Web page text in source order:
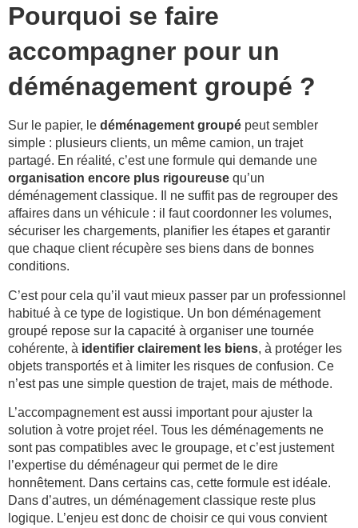
Pourquoi se faire
accompagner pour un
déménagement groupé ?
Sur le papier, le déménagement groupé peut sembler
simple : plusieurs clients, un même camion, un trajet
partagé. En réalité, c’est une formule qui demande une
organisation encore plus rigoureuse qu’un
déménagement classique. Il ne suffit pas de regrouper des
affaires dans un véhicule : il faut coordonner les volumes,
sécuriser les chargements, planifier les étapes et garantir
que chaque client récupère ses biens dans de bonnes
conditions.
C’est pour cela qu’il vaut mieux passer par un professionnel
habitué à ce type de logistique. Un bon déménagement
groupé repose sur la capacité à organiser une tournée
cohérente, à identifier clairement les biens, à protéger les
objets transportés et à limiter les risques de confusion. Ce
n’est pas une simple question de trajet, mais de méthode.
L’accompagnement est aussi important pour ajuster la
solution à votre projet réel. Tous les déménagements ne
sont pas compatibles avec le groupage, et c’est justement
l’expertise du déménageur qui permet de le dire
honnêtement. Dans certains cas, cette formule est idéale.
Dans d’autres, un déménagement classique reste plus
logique. L’enjeu est donc de choisir ce qui vous convient